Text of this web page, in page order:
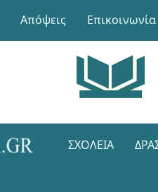
Απόψεις Επικοινωνία
ΣΧΟΛΕΊΑ